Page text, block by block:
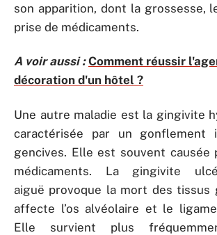
son apparition, dont la grossesse,
prise de médicaments.
A voir aussi : Comment réussir
décoration d'un hôtel ?
Une autre maladie est la gingivite
caractérisée par un gonflement
gencives. Elle est souvent causée
médicaments. La gingivite
aiguë provoque la mort des tissus
affecte l’os alvéolaire et le
Elle survient plus